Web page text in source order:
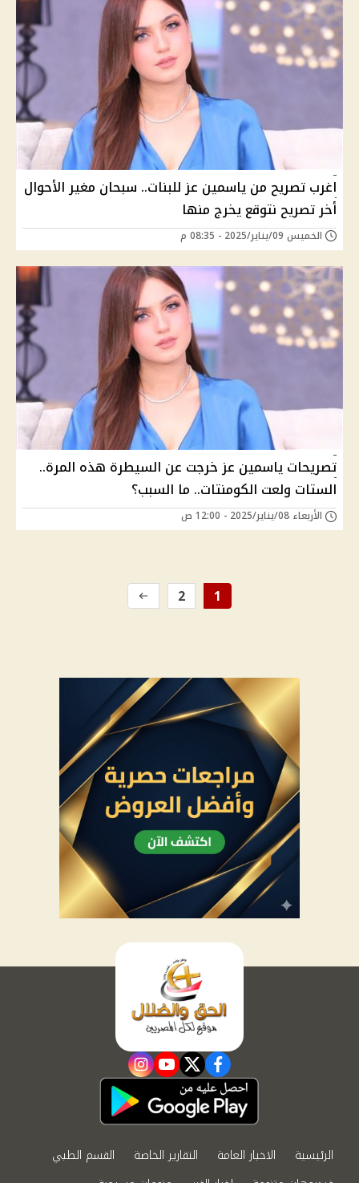
اغرب تصريح من ياسمين عز للبنات.. سبحان مغير الأحوال
أخر تصريح نتوقع يخرج منها
الخميس 09/يناير/2025 - 08:35 م
تصريحات ياسمين عز خرجت عن السيطرة هذه المرة..
الستات ولعت الكومنتات.. ما السبب؟
الأربعاء 08/يناير/2025 - 12:00 ص
1
2
facebook
twitter
youtube
instagram
الرئيسية الاخبار العامة التقارير الخاصة
القسم الطبي